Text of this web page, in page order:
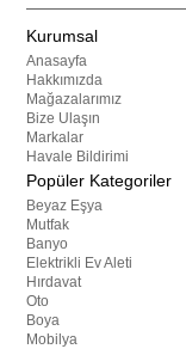
Kurumsal
Anasayfa
Hakkımızda
Mağazalarımız
Bize Ulaşın
Markalar
Havale Bildirimi
Popüler Kategoriler
Beyaz Eşya
Mutfak
Banyo
Elektrikli Ev Aleti
Hırdavat
Oto
Boya
Mobilya